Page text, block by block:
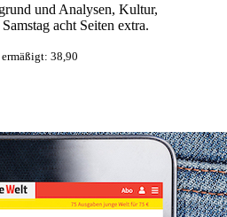
und Analysen, Kultur,
acht Seiten extra.
38,90